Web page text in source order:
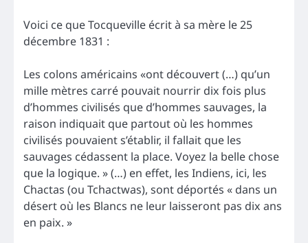
Voici ce que Tocqueville écrit à sa mère le 25
décembre 1831 :
Les colons américains «ont découvert (…) qu’un
mille mètres carré pouvait nourrir dix fois plus
d’hommes civilisés que d’hommes sauvages, la
raison indiquait que partout où les hommes
civilisés pouvaient s’établir, il fallait que les
sauvages cédassent la place. Voyez la belle chose
que la logique. » (…) en effet, les Indiens, ici, les
Chactas (ou Tchactwas), sont déportés « dans un
désert où les Blancs ne leur laisseront pas dix ans
en paix. »